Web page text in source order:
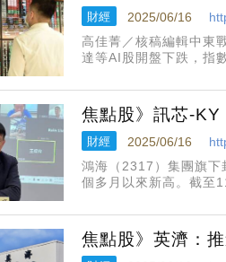
財經 2025/06/16
高佳菁／核稿編輯中東
達等AI股開盤下跌，指
類
焦點股》訊芯-KY
財經 2025/06/16
鴻海（2317）集團旗
個多月以來新高。截至
焦點股》英濟：